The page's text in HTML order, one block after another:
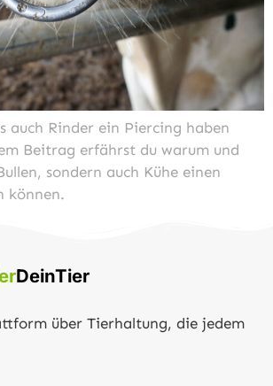
auch Rinder ein Piercing haben
Beitrag erfährst du warum und
sondern auch Kühe einen
können.
DeinTier
über Tierhaltung, die jedem